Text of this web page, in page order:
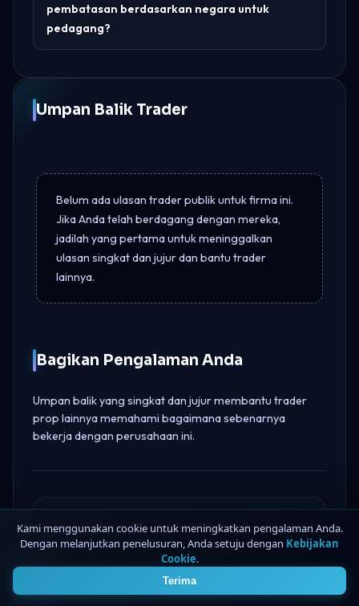
pembatasan berdasarkan negara untuk
pedagang?
Umpan Balik Trader
Belum ada ulasan trader publik untuk firma ini.
Jika Anda telah berdagang dengan mereka,
jadilah yang pertama untuk meninggalkan
ulasan singkat dan jujur dan bantu trader
lainnya.
Bagikan Pengalaman Anda
Umpan balik yang singkat dan jujur membantu trader
prop lainnya memahami bagaimana sebenarnya
bekerja dengan perusahaan ini.
UMPAN BALIK ANDA
Kami menggunakan cookie untuk meningkatkan pengalaman Anda.
Dengan melanjutkan penelusuran, Anda setuju dengan Kebijakan
Cookie.
Terima